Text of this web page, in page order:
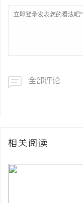
全部评论
相关阅读